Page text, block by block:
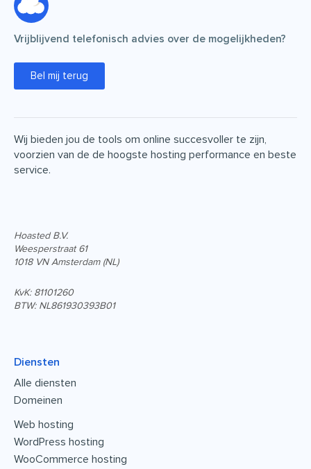
Vrijblijvend telefonisch advies over de mogelijkheden?
Bel mij terug
Wij bieden jou de tools om online succesvoller te zijn,
voorzien van de de hoogste hosting performance en beste
service.
Hoasted B.V.
Weesperstraat 61
1018 VN Amsterdam (NL)
KvK: 81101260
BTW: NL861930393B01
Diensten
Alle diensten
Domeinen
Web hosting
WordPress hosting
WooCommerce hosting